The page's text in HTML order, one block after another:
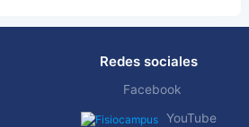
Redes sociales
Facebook
YouTube